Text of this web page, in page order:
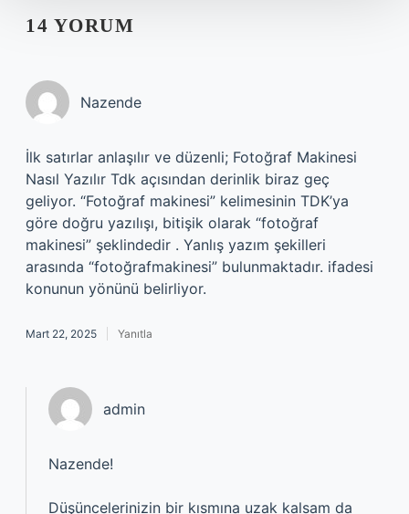
14 YORUM
Nazende
İlk satırlar anlaşılır ve düzenli; Fotoğraf Makinesi
Nasıl Yazılır Tdk açısından derinlik biraz geç
geliyor. “Fotoğraf makinesi” kelimesinin TDK’ya
göre doğru yazılışı, bitişik olarak “fotoğraf
makinesi” şeklindedir . Yanlış yazım şekilleri
arasında “fotoğrafmakinesi” bulunmaktadır. ifadesi
konunun yönünü belirliyor.
Mart 22, 2025 Yanıtla
admin
Nazende!
Düşüncelerinizin bir kısmına uzak kalsam da